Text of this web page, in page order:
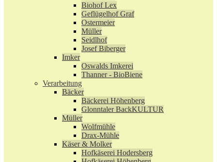
Biohof Lex
Geflügelhof Graf
Ostermeier
Müller
Seidlhof
Josef Biberger
Imker
Oswalds Imkerei
Thanner - BioBiene
Verarbeitung
Bäcker
Bäckerei Höhenberg
Glonntaler BackKULTUR
Müller
Wolfmühle
Drax-Mühle
Käser & Molker
Hofkäserei Hodersberg